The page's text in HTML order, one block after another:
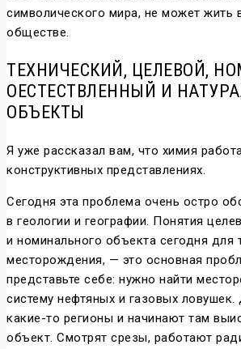
символического мира, не может жить
обществе.
ТЕХНИЧЕСКИЙ, ЦЕЛЕВОЙ,
ОЕСТЕСТВЛЕННЫЙ И
ОБЪЕКТЫ
Я уже рассказал вам, что химия
конструктивных представлениях.
Сегодня эта проблема очень остро
в геологии и географии. Понятия
и номинального объекта сегодня для
месторождения, — это основная
представьте себе: нужно найти
систему нефтяных и газовых ловушек.
какие-то регионы и начинают там
объект. Смотрят срезы, работают